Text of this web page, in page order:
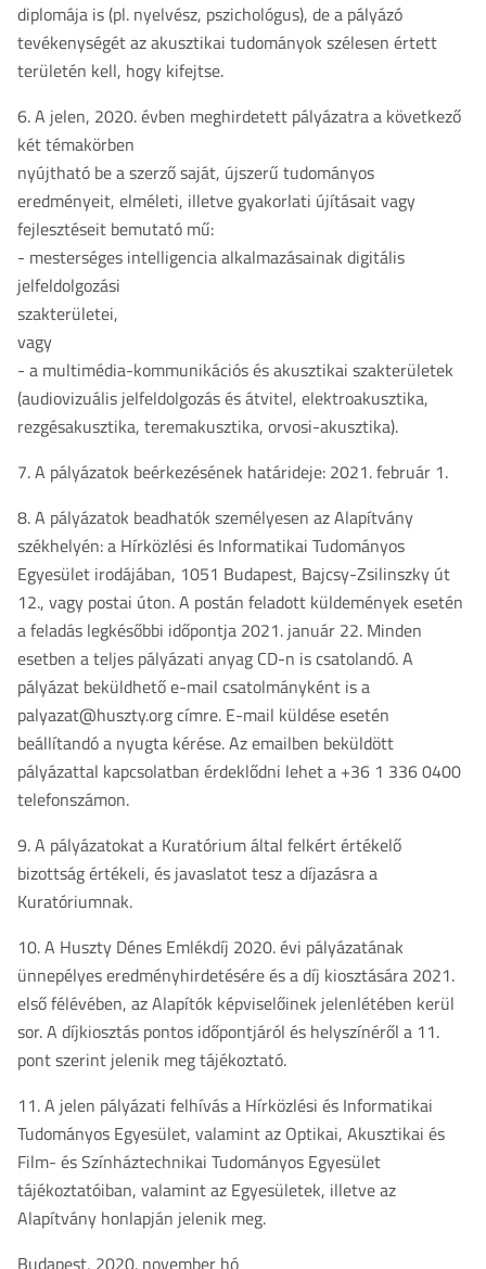
diplomája is (pl. nyelvész, pszichológus), de a pályázó
tevékenységét az akusztikai tudományok szélesen értett
területén kell, hogy kifejtse.
6. A jelen, 2020. évben meghirdetett pályázatra a következő
két témakörben
nyújtható be a szerző saját, újszerű tudományos
eredményeit, elméleti, illetve gyakorlati újításait vagy
fejlesztéseit bemutató mű:
- mesterséges intelligencia alkalmazásainak digitális
jelfeldolgozási
szakterületei,
vagy
- a multimédia-kommunikációs és akusztikai szakterületek
(audiovizuális jelfeldolgozás és átvitel, elektroakusztika,
rezgésakusztika, teremakusztika, orvosi-akusztika).
7. A pályázatok beérkezésének határideje: 2021. február 1.
8. A pályázatok beadhatók személyesen az Alapítvány
székhelyén: a Hírközlési és Informatikai Tudományos
Egyesület irodájában, 1051 Budapest, Bajcsy-Zsilinszky út
12., vagy postai úton. A postán feladott küldemények esetén
a feladás legkésőbbi időpontja 2021. január 22. Minden
esetben a teljes pályázati anyag CD-n is csatolandó. A
pályázat beküldhető e-mail csatolmányként is a
palyazat@huszty.org címre. E-mail küldése esetén
beállítandó a nyugta kérése. Az emailben beküldött
pályázattal kapcsolatban érdeklődni lehet a +36 1 336 0400
telefonszámon.
9. A pályázatokat a Kuratórium által felkért értékelő
bizottság értékeli, és javaslatot tesz a díjazásra a
Kuratóriumnak.
10. A Huszty Dénes Emlékdíj 2020. évi pályázatának
ünnepélyes eredményhirdetésére és a díj kiosztására 2021.
első félévében, az Alapítók képviselőinek jelenlétében kerül
sor. A díjkiosztás pontos időpontjáról és helyszínéről a 11.
pont szerint jelenik meg tájékoztató.
11. A jelen pályázati felhívás a Hírközlési és Informatikai
Tudományos Egyesület, valamint az Optikai, Akusztikai és
Film- és Színháztechnikai Tudományos Egyesület
tájékoztatóiban, valamint az Egyesületek, illetve az
Alapítvány honlapján jelenik meg.
Budapest, 2020. november hó